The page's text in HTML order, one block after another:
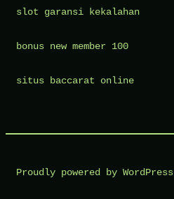
slot garansi kekalahan
bonus new member 100
situs baccarat online
Proudly powered by WordPress